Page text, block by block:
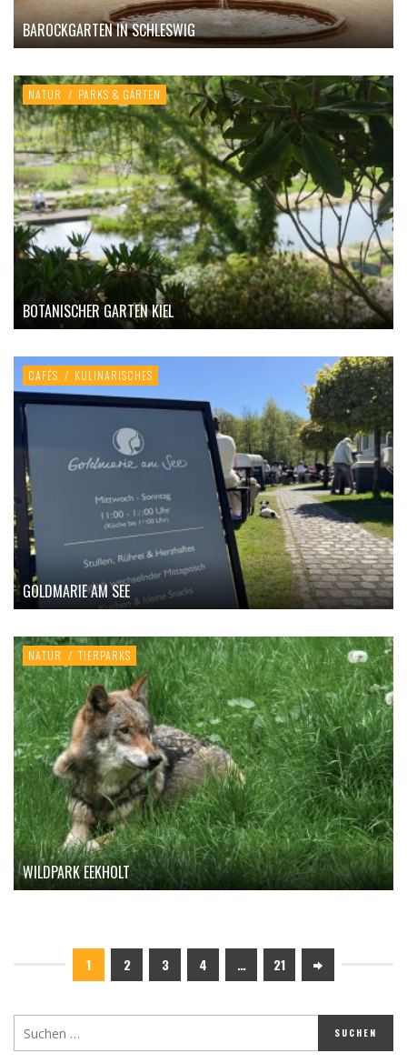
BAROCKGARTEN IN SCHLESWIG
NATUR / PARKS & GÄRTEN
BOTANISCHER GARTEN KIEL
CAFÉS / KULINARISCHES
GOLDMARIE AM SEE
NATUR / TIERPARKS
WILDPARK EEKHOLT
1 2 3 4 … 21